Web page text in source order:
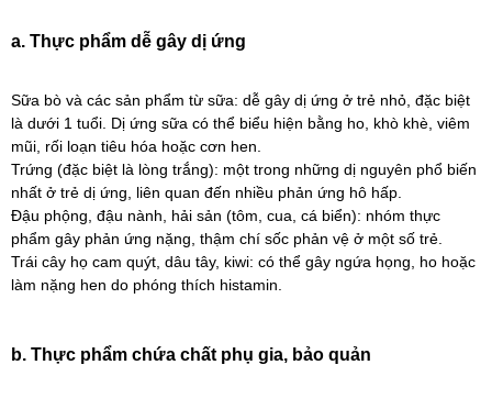
a. Thực phẩm dễ gây dị ứng
Sữa bò và các sản phẩm từ sữa: dễ gây dị ứng ở trẻ nhỏ, đặc biệt
là dưới 1 tuổi. Dị ứng sữa có thể biểu hiện bằng ho, khò khè, viêm
mũi, rối loạn tiêu hóa hoặc cơn hen.
Trứng (đặc biệt là lòng trắng): một trong những dị nguyên phổ biến
nhất ở trẻ dị ứng, liên quan đến nhiều phản ứng hô hấp.
Đậu phộng, đậu nành, hải sản (tôm, cua, cá biển): nhóm thực
phẩm gây phản ứng nặng, thậm chí sốc phản vệ ở một số trẻ.
Trái cây họ cam quýt, dâu tây, kiwi: có thể gây ngứa họng, ho hoặc
làm nặng hen do phóng thích histamin.
b. Thực phẩm chứa chất phụ gia, bảo quản